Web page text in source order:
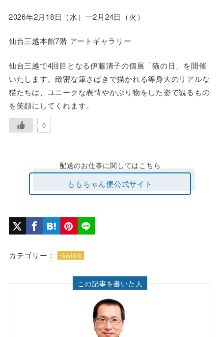
2026年2月18日（水）一2月24日（火）
仙台三越本館7階 アートギャラリー
仙台三越で4回目となる伊藤清子の個展「猫の日」を開催
いたします。緻密な筆さばきで描かれる等身大のリアルな
猫たちは、ユニークな表情やかぶり物をした姿で観るもの
を笑顔にしてくれます。
0
配送のお仕事に関してはこちら
ももちゃん便公式サイト
カテゴリー： 仙台情報
この記事を書いた人